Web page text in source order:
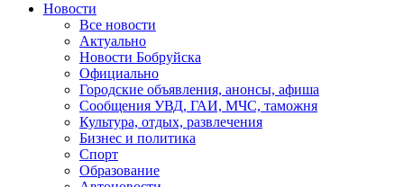
Новости
Все новости
Актуально
Новости Бобруйска
Официально
Городские объявления, анонсы, афиша
Сообщения УВД, ГАИ, МЧС, таможня
Культура, отдых, развлечения
Бизнес и политика
Спорт
Образование